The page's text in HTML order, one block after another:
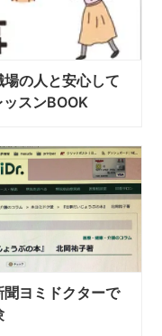
の人と安心して
スンBOOK
聞ヨミドクターで